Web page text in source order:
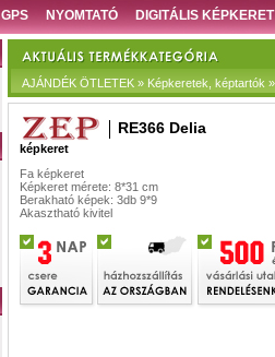
GPS NYOMTATÓ DIGITÁLIS KÉPKERET
AJÁNDÉK ÖTLETEK » Képkeretek, képtartók
RE366 Delia
képkeret
Fa képkeret
Képkeret mérete: 8*31 cm
Berakható képek: 3db 9*9
Akasztható kivitel